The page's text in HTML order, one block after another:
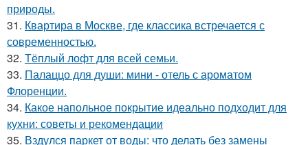
природы.
31. Квартира в Москве, где классика встречается с
современностью.
32. Тёплый лофт для всей семьи.
33. Палаццо для души: мини - отель с ароматом
Флоренции.
34. Какое напольное покрытие идеально подходит для
кухни: советы и рекомендации
35. Вздулся паркет от воды: что делать без замены